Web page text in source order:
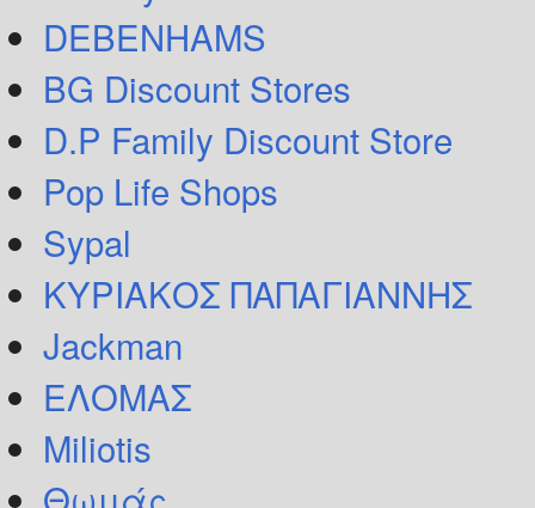
DEBENHAMS
BG Discount Stores
D.P Family Discount Store
Pop Life Shops
Sypal
ΚΥΡΙΑΚΟΣ ΠΑΠΑΓΙΑΝΝΗΣ
Jackman
ΕΛΟΜΑΣ
Miliotis